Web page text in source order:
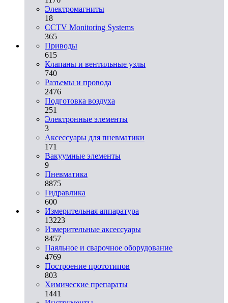
Электромагниты
18
CCTV Monitoring Systems
365
Приводы
615
Клапаны и вентильные узлы
740
Разъемы и провода
2476
Подготовка воздуха
251
Электронные элементы
3
Аксессуары для пневматики
171
Вакуумные элементы
9
Пневматика
8875
Гидравлика
600
Измерительная аппаратура
13223
Измерительные аксессуары
8457
Паяльное и сварочное оборудование
4769
Построение прототипов
803
Химические препараты
1441